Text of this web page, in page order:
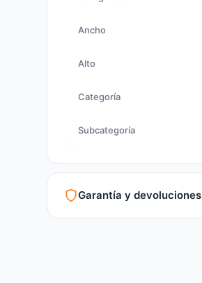
Ancho
Alto
Categoría
Subcategoría
Garantía y devoluciones